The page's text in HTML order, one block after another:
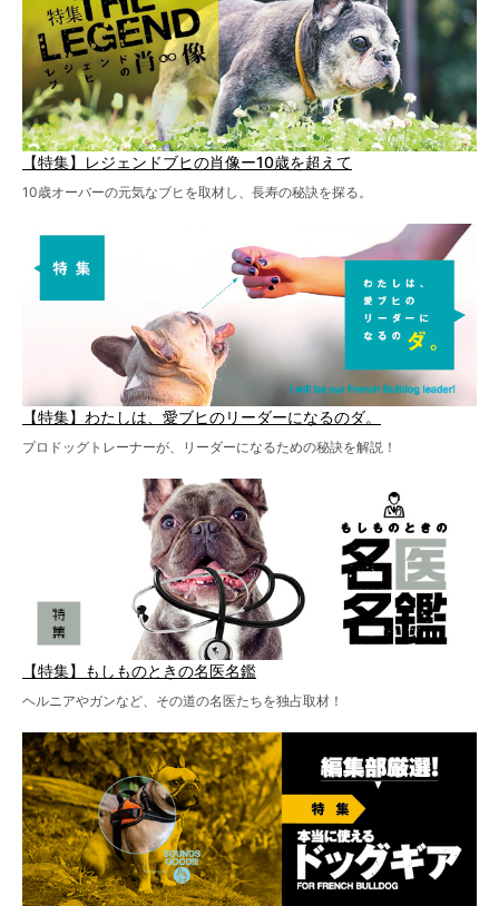
【特集】レジェンドブヒの肖像ー10歳を超えて
10歳オーバーの元気なブヒを取材し、長寿の秘訣を探る。
【特集】わたしは、愛ブヒのリーダーになるのダ。
プロドッグトレーナーが、リーダーになるための秘訣を解説！
【特集】もしものときの名医名鑑
ヘルニアやガンなど、その道の名医たちを独占取材！